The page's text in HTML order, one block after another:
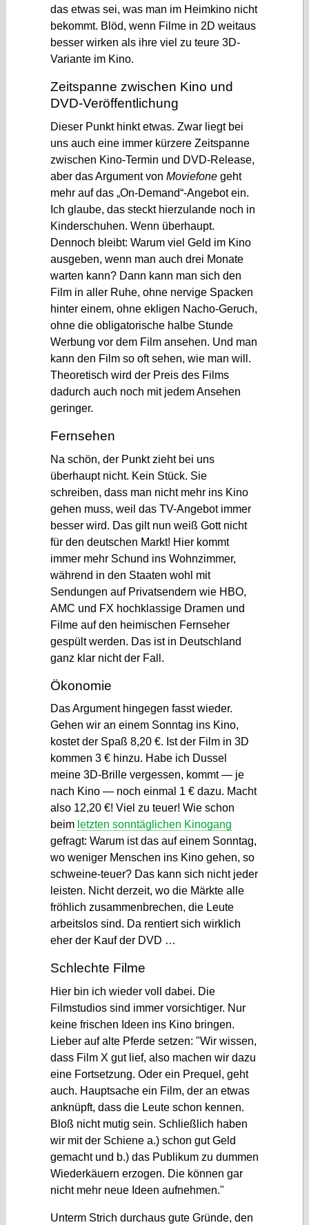
das etwas sei, was man im Heimkino nicht
bekommt. Blöd, wenn Filme in 2D weitaus
besser wirken als ihre viel zu teure 3D-
Variante im Kino.
Zeitspanne zwischen Kino und
DVD-Veröffentlichung
Dieser Punkt hinkt etwas. Zwar liegt bei
uns auch eine immer kürzere Zeitspanne
zwischen Kino-Termin und DVD-Release,
aber das Argument von Moviefonegeht
mehr auf das „On-Demand“-Angebot ein.
Ich glaube, das steckt hierzulande noch in
Kinderschuhen. Wenn überhaupt.
Dennoch bleibt: Warum viel Geld im Kino
ausgeben, wenn man auch drei Monate
warten kann? Dann kann man sich den
Film in aller Ruhe, ohne nervige Spacken
hinter einem, ohne ekligen Nacho-Geruch,
ohne die obligatorische halbe Stunde
Werbung vor dem Film ansehen. Und man
kann den Film so oft sehen, wie man will.
Theoretisch wird der Preis des Films
dadurch auch noch mit jedem Ansehen
geringer.
Fernsehen
Na schön, der Punkt zieht bei uns
überhaupt nicht. Kein Stück. Sie
schreiben, dass man nicht mehr ins Kino
gehen muss, weil das TV-Angebot immer
besser wird. Das gilt nun weiß Gott nicht
für den deutschen Markt! Hier kommt
immer mehr Schund ins Wohnzimmer,
während in den Staaten wohl mit
Sendungen auf Privatsendern wie HBO,
AMC und FX hochklassige Dramen und
Filme auf den heimischen Fernseher
gespült werden. Das ist in Deutschland
ganz klar nicht der Fall.
Ökonomie
Das Argument hingegen fasst wieder.
Gehen wir an einem Sonntag ins Kino,
kostet der Spaß 8,20 €. Ist der Film in 3D
kommen 3 € hinzu. Habe ich Dussel
meine 3D-Brille vergessen, kommt — je
nach Kino — noch einmal 1 € dazu. Macht
also 12,20 €! Viel zu teuer! Wie schon
beim letzten sonntäglichen Kinogang
gefragt: Warum ist das auf einem Sonntag,
wo weniger Menschen ins Kino gehen, so
schweine-teuer? Das kann sich nicht jeder
leisten. Nicht derzeit, wo die Märkte alle
fröhlich zusammenbrechen, die Leute
arbeitslos sind. Da rentiert sich wirklich
eher der Kauf der DVD …
Schlechte Filme
Hier bin ich wieder voll dabei. Die
Filmstudios sind immer vorsichtiger. Nur
keine frischen Ideen ins Kino bringen.
Lieber auf alte Pferde setzen:
Wir wissen,
dass Film X gut lief, also machen wir dazu
eine Fortsetzung. Oder ein Prequel, geht
auch. Hauptsache ein Film, der an etwas
anknüpft, dass die Leute schon kennen.
Bloß nicht mutig sein. Schließlich haben
wir mit der Schiene a.) schon gut Geld
gemacht und b.) das Publikum zu dummen
Wiederkäuern erzogen. Die können gar
nicht mehr neue Ideen aufnehmen.
Unterm Strich durchaus gute Gründe, den